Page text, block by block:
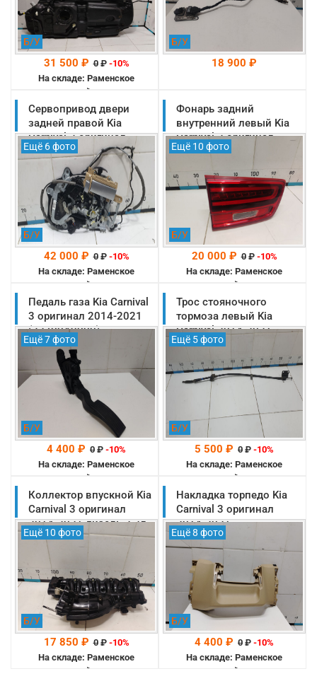
Б/У
31 500 ₽ 0₽ -10%
На складе: Раменское
-->
Б/У
18 900 ₽
На складе: Раменское
-->
Сервопривод двери
задней правой Kia
Carnival 3 оригинал
2014-2021
(81450A9711)
Ещё 6 фото
Б/У
42 000 ₽ 0₽ -10%
На складе: Раменское
-->
Фонарь задний
внутренний левый Kia
Carnival 3 оригинал
2014-2021
Ещё 10 фото
Б/У
20 000 ₽ 0₽ -10%
На складе: Раменское
-->
Педаль газа Kia Carnival
3 оригинал 2014-2021
(32700A9000)
Ещё 7 фото
Б/У
4 400 ₽ 0 ₽ -10%
На складе: Раменское
-->
Трос стояночного
тормоза левый Kia
Carnival 2014-2021
(59760A9100)
Ещё 5 фото
Б/У
5 500 ₽ 0 ₽ -10%
На складе: Раменское
-->
Коллектор впускной Kia
Carnival 3 оригинал
2014-2021 дизель 2.2л
(283102F900)
Ещё 10 фото
Б/У
17 850 ₽ 0₽ -10%
На складе: Раменское
-->
Накладка торпедо Kia
Carnival 3 оригинал
2014-2021
(84760A9100DAA)
Ещё 8 фото
Б/У
4 400 ₽ 0 ₽ -10%
На складе: Раменское
-->